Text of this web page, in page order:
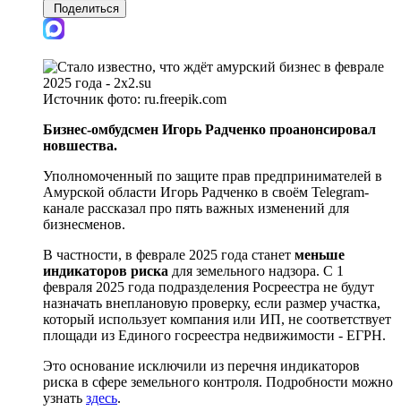
Поделиться
Источник фото: ru.freepik.com
Бизнес-омбудсмен Игорь Радченко проанонсировал
новшества.
Уполномоченный по защите прав предпринимателей в
Амурской области Игорь Радченко в своём Telegram-
канале рассказал про пять важных изменений для
бизнесменов.
В частности, в феврале 2025 года станет меньше
индикаторов риска для земельного надзора. С 1
февраля 2025 года подразделения Росреестра не будут
назначать внеплановую проверку, если размер участка,
который использует компания или ИП, не соответствует
площади из Единого госреестра недвижимости - ЕГРН.
Это основание исключили из перечня индикаторов
риска в сфере земельного контроля. Подробности можно
узнать здесь.